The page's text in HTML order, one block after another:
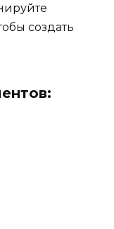
создать